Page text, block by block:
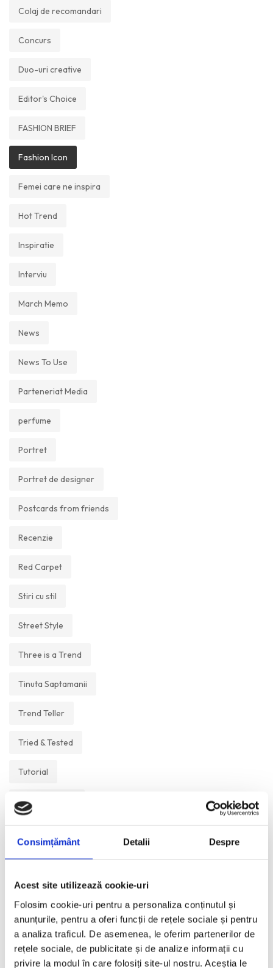
Consimțământ Detalii Despre
Acest site utilizează cookie-uri
Folosim cookie-uri pentru a personaliza conținutul și
anunțurile, pentru a oferi funcții de rețele sociale și pentru
a analiza traficul. De asemenea, le oferim partenerilor de
rețele sociale, de publicitate și de analize informații cu
privire la modul în care folosiți site-ul nostru. Aceștia le
Colaj de recomandari
Concurs
Duo-uri creative
Editor's Choice
FASHION BRIEF
Fashion Icon
Femei care ne inspira
Hot Trend
Inspiratie
Interviu
March Memo
News
News To Use
Parteneriat Media
perfume
Portret
Portret de designer
Postcards from friends
Recenzie
Red Carpet
Stiri cu stil
Street Style
Three is a Trend
Tinuta Saptamanii
Trend Teller
Tried & Tested
Tutorial
Un Muzeu Pe Zi
Visual Postcards
We like
ANI: